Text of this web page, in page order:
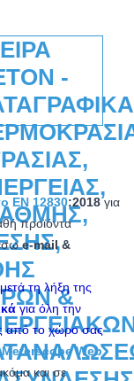
EN 12830:2018 για
προϊόντα
e-mail &
τη λήξη της
για όλη την
από το χώρο σας
Meterscope Web
και σε